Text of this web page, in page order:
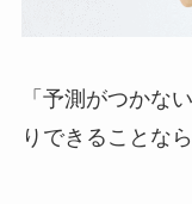
「予測がつかな
りできることな